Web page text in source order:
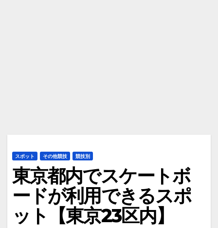
スポット その他競技 競技別
東京都内でスケートボ
ードが利用できるスポ
ット【東京23区内】